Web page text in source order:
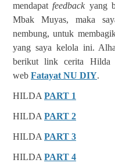
mendapatfeedback yang
Mbak Muyas, maka
nembung, untuk
yang saya kelola ini.
berikut link cerita
web Fatayat NU DIY.
HILDA PART 1
HILDA PART 2
HILDA PART 3
HILDA PART 4